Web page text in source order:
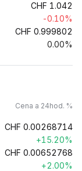
CHF 1.042
-0.10%
CHF 0.999802
0.00%
Cena a 24hod. %
CHF 0.00268714
+15.20%
CHF 0.00652768
+2.00%